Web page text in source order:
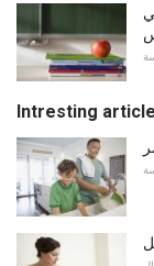
Intresting